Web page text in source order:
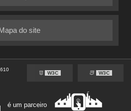
do site
W3C W3C
é um parceiro